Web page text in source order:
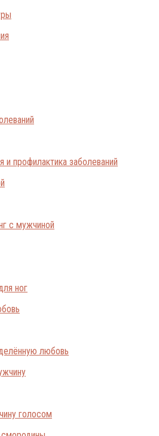
и профилактика заболеваний
с мужчиной
ног
любовь
голосом